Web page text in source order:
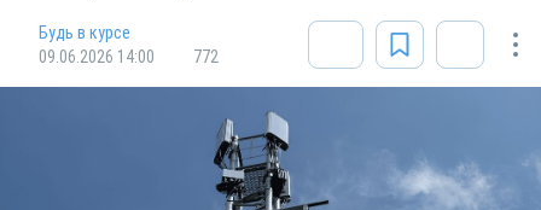
Будь в курсе
09.06.2026 14:00
772